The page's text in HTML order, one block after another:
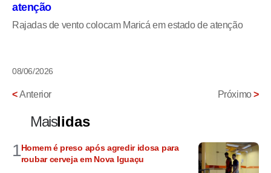
atenção
Rajadas de vento colocam Maricá em estado de atenção
08/06/2026
<Anterior Próximo>
Maislidas
1Homem é preso após agredir idosa para
roubar cerveja em Nova Iguaçu